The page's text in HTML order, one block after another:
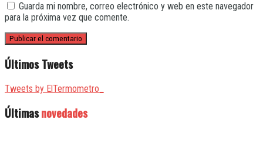
Guarda mi nombre, correo electrónico y web en este navegador
para la próxima vez que comente.
Últimos Tweets
Tweets by ElTermometro_
Últimasnovedades